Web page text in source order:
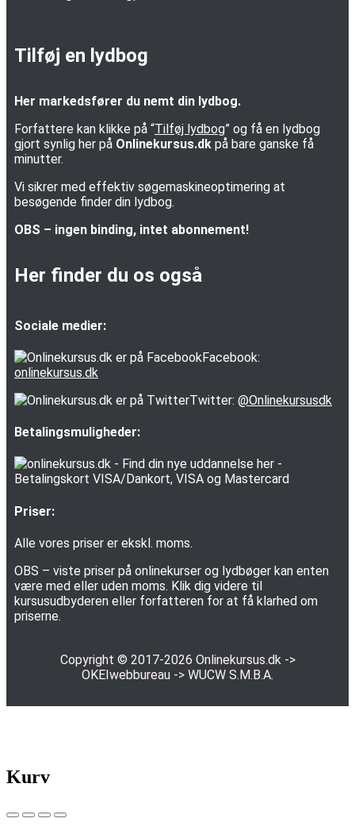
Tilføj en lydbog
Her markedsfører du nemt din lydbog.
Forfattere kan klikke på “Tilføj lydbog” og få en lydbog
gjort synlig her på Onlinekursus.dk på bare ganske få
minutter.
Vi sikrer med effektiv søgemaskineoptimering at
besøgende finder din lydbog.
OBS – ingen binding, intet abonnement!
Her finder du os også
Sociale medier:
Facebook:
onlinekursus.dk
Twitter: @Onlinekursusdk
Betalingsmuligheder:
Priser:
Alle vores priser er ekskl. moms.
OBS – viste priser på onlinekurser og lydbøger kan enten
være med eller uden moms. Klik dig videre til
kursusudbyderen eller forfatteren for at få klarhed om
priserne.
Copyright © 2017-2026 Onlinekursus.dk->
OKEIwebbureau -> WUCW S.M.B.A.
Kurv